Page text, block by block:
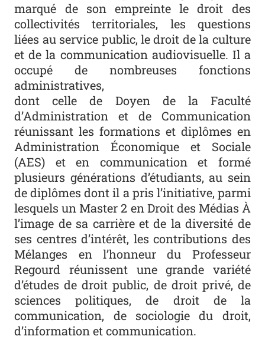
marqué de son empreinte le droit des
collectivités territoriales, les questions
liées au service public, le droit de la culture
et de la communication audiovisuelle. Il a
occupé de nombreuses fonctions
administratives,
dont celle de Doyen de la Faculté
d’Administration et de Communication
réunissant les formations et diplômes en
Administration Économique et Sociale
(AES) et en communication et formé
plusieurs générations d’étudiants, au sein
de diplômes dont il a pris l’initiative, parmi
lesquels un Master 2 en Droit des Médias À
l’image de sa carrière et de la diversité de
ses centres d’intérêt, les contributions des
Mélanges en l’honneur du Professeur
Regourd réunissent une grande variété
d’études de droit public, de droit privé, de
sciences politiques, de droit de la
communication, de sociologie du droit,
d’information et communication.